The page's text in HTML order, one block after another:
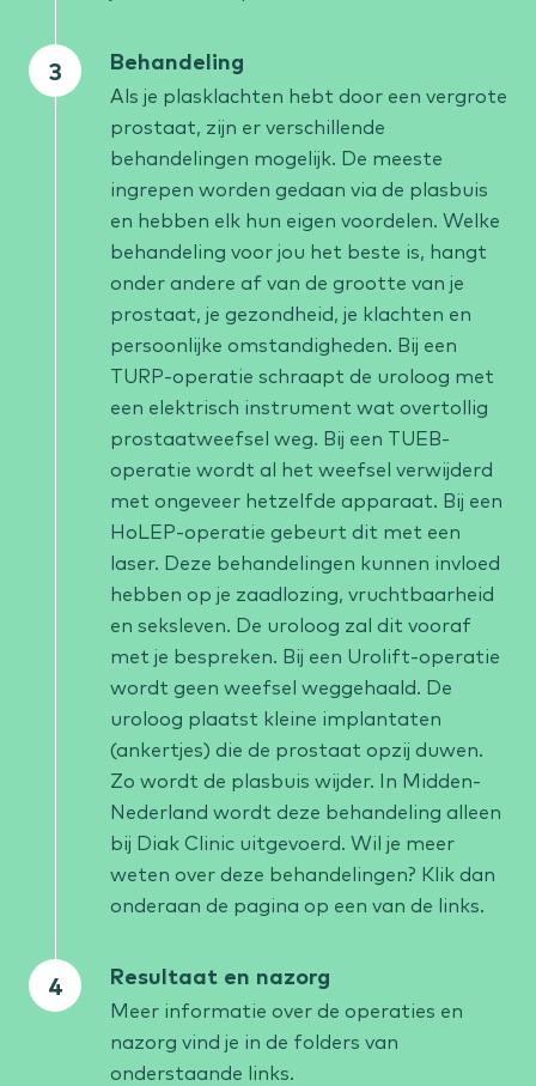
Behandeling
Als je plasklachten hebt door een vergrote
prostaat, zijn er verschillende
behandelingen mogelijk. De meeste
ingrepen worden gedaan via de plasbuis
en hebben elk hun eigen voordelen. Welke
behandeling voor jou het beste is, hangt
onder andere af van de grootte van je
prostaat, je gezondheid, je klachten en
persoonlijke omstandigheden. Bij een
TURP-operatie schraapt de uroloog met
een elektrisch instrument wat overtollig
prostaatweefsel weg. Bij een TUEB-
operatie wordt al het weefsel verwijderd
met ongeveer hetzelfde apparaat. Bij een
HoLEP-operatie gebeurt dit met een
laser. Deze behandelingen kunnen invloed
hebben op je zaadlozing, vruchtbaarheid
en seksleven. De uroloog zal dit vooraf
met je bespreken. Bij een Urolift-operatie
wordt geen weefsel weggehaald. De
uroloog plaatst kleine implantaten
(ankertjes) die de prostaat opzij duwen.
Zo wordt de plasbuis wijder. In Midden-
Nederland wordt deze behandeling alleen
bij Diak Clinic uitgevoerd. Wil je meer
weten over deze behandelingen? Klik dan
onderaan de pagina op een van de links.
Resultaat en nazorg
Meer informatie over de operaties en
nazorg vind je in de folders van
onderstaande links.